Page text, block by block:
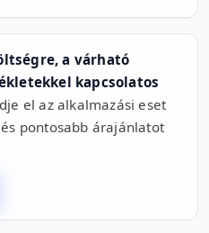
a várható
kapcsolatos
el az alkalmazási eset
pontosabb árajánlatot